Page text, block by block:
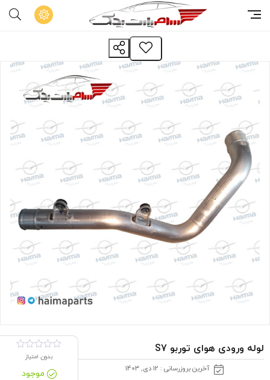
لوله ورودی هوای توربو S7
آخرین بروزرسانی : 12 دی, 1403
بدون امتیاز
موجود